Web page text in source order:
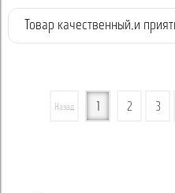
Товар качественный,и
Назад 2 3